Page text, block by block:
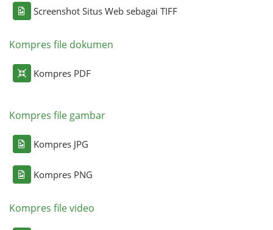
Screenshot Situs Web sebagai TIFF
Kompres file dokumen
Kompres PDF
Kompres file gambar
Kompres JPG
Kompres PNG
Kompres file video